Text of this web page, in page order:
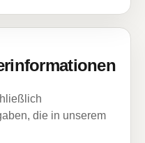
die in unserem